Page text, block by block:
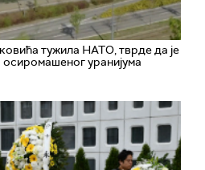
тужила НАТО, тврде да је
уранијума